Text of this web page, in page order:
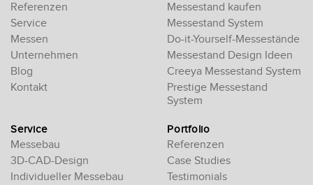
Referenzen
Service
Messen
Unternehmen
Blog
Kontakt
Messestand kaufen
Messestand System
Do-it-Yourself-Messestände
Messestand Design Ideen
Creeya Messestand System
Prestige Messestand
System
Service
Messebau
3D-CAD-Design
Individueller Messebau
Portfolio
Referenzen
Case Studies
Testimonials